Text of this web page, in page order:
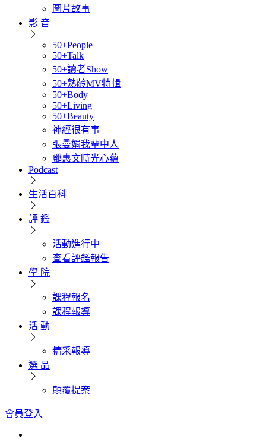
圖片故事
影 音
50+People
50+Talk
50+讀者Show
50+熟齡MV特輯
50+Body
50+Living
50+Beauty
神經很有事
張曼娟我輩中人
鄧惠文時光心蘊
Podcast
生活百科
評 鑑
活動進行中
查看評鑑報告
學 院
課程報名
課程報導
活 動
精采報導
選 品
顛覆提案
會員登入